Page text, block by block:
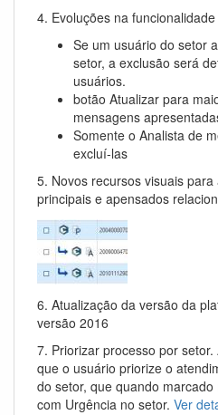
4. Evoluções na
Se um usuário do setor
setor, a exclusão será
usuários.
botão Atualizar para
mensagens
Somente o Analista de
excluí-las
5. Novos recursos visuais
principais e apensados
6. Atualização da versão da
versão 2016
7. Priorizar processo por
que o usuário priorize o
do setor, que quando
com Urgência no setor. Ver